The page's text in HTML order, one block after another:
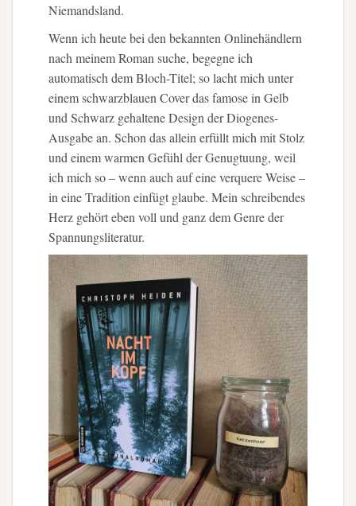
Niemandsland.
Wenn ich heute bei den bekannten Onlinehändlern
nach meinem Roman suche, begegne ich
automatisch dem Bloch-Titel; so lacht mich unter
einem schwarzblauen Cover das famose in Gelb
und Schwarz gehaltene Design der Diogenes-
Ausgabe an. Schon das allein erfüllt mich mit Stolz
und einem warmen Gefühl der Genugtuung, weil
ich mich so – wenn auch auf eine verquere Weise –
in eine Tradition einfügt glaube. Mein schreibendes
Herz gehört eben voll und ganz dem Genre der
Spannungsliteratur.